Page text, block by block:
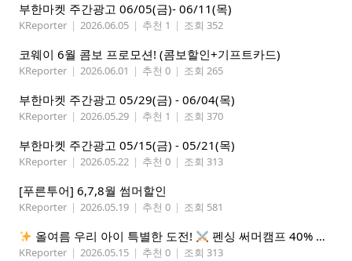
부한마켓 주간광고 06/05(금)- 06/11(목)
KReporter | 2026.06.05 | 추천 1 | 조회 352
코웨이 6월 콤보 프로모션! (콤보할인+기프트카드)
KReporter | 2026.06.01 | 추천 0 | 조회 265
부한마켓 주간광고 05/29(금) - 06/04(목)
KReporter | 2026.05.29 | 추천 1 | 조회 370
부한마켓 주간광고 05/15(금) - 05/21(목)
KReporter | 2026.05.22 | 추천 0 | 조회 313
[푸른투어] 6,7,8월 썸머할인
KReporter | 2026.05.19 | 추천 0 | 조회 581
올여름 우리 아이 특별한 도전! 펜싱 써머캠프 40% 선착순 할인
KReporter | 2026.05.15 | 추천 0 | 조회 313